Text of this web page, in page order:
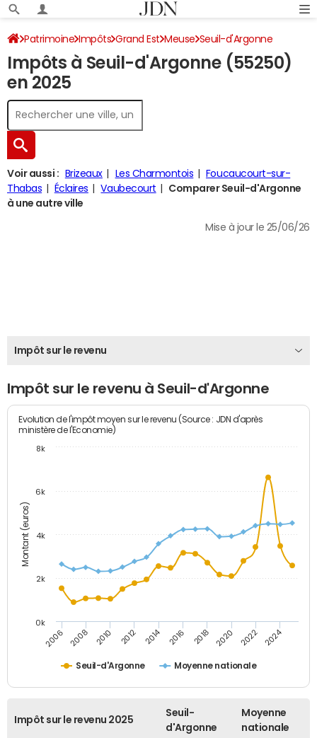
Patrimoine Impôts Grand Est Meuse Seuil-d'Argonne
Impôt sur le revenu
Impôts à Seuil-d'Argonne (55250)
en 2025
Voir aussi : Brizeaux Les Charmontois
Foucaucourt-sur-
Thabas
Éclaires Vaubecourt
Comparer Seuil-d'Argonne
à une autre ville
Mise à jour le 25/06/26
Impôt sur le revenu
Impôt sur le revenu à Seuil-d'Argonne
Montant (euros)
Evolution de l'impôt moyen sur le revenu (Source : JDN d'après
ministère de l'Economie)
Seuil-d'Argonne Moyenne nationale
2006 2008 2010 2012 2014 2016 2018 2020 2022 2024
0k
2k
4k
6k
8k
Impôt sur le revenu 2025
Seuil-
d'Argonne
Moyenne
nationale